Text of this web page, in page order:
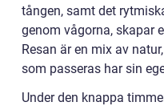
tången, samt det
genom vågorna, skapar
Resan är en mix av
som passeras har sin
Under den knappa